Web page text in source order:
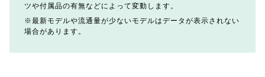
ツや付属品の有無などによって変動します。
最新モデルや流通量が少ないモデルはデータが表示されない
場合があります。